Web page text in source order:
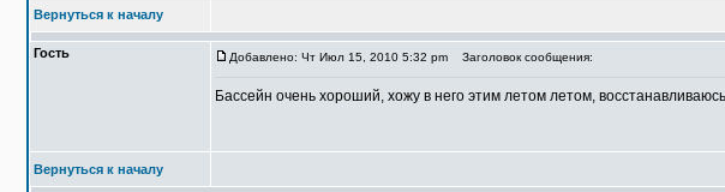
Вернуться к началу
Гость Добавлено: Чт Июл 15, 2010 5:32 pm Заголовок сообщения:
Бассейн очень хороший, хожу в него этим летом летом,
Вернуться к началу